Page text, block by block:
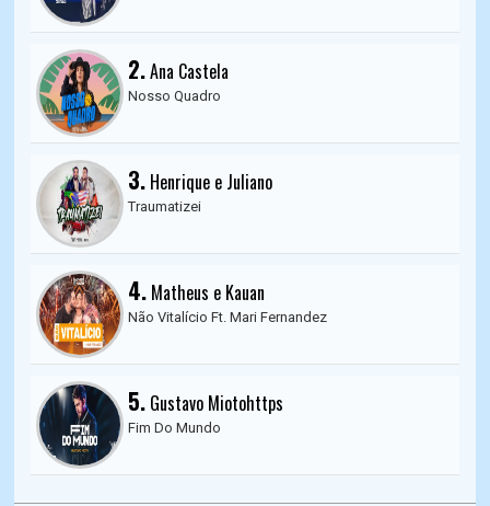
2.Ana Castela
Nosso Quadro
3. Henrique e Juliano
Traumatizei
4. Matheus e Kauan
Não Vitalício Ft. Mari Fernandez
5. Gustavo Miotohttps
Fim Do Mundo